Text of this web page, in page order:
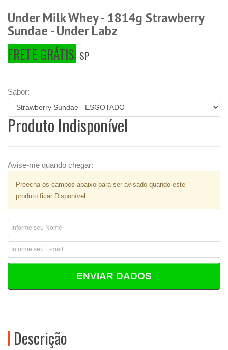
Under Milk Whey - 1814g Strawberry
Sundae - Under Labz
FRETE GRÁTIS: SP
Sabor:
Produto Indisponível
Avise-me quando chegar:
Preecha os campos abaixo para ser avisado quando este
produto ficar Disponível.
ENVIAR DADOS
Descrição